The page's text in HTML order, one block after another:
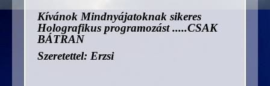
Kívánok Mindnyájatoknak sikeres
Holografikus programozást .....CSAK
BÁTRAN
Szeretettel: Erzsi